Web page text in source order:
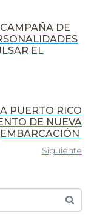
DE
EL
PUERTO RICO
DE NUEVA
EMBARCACIÓN
Siguiente